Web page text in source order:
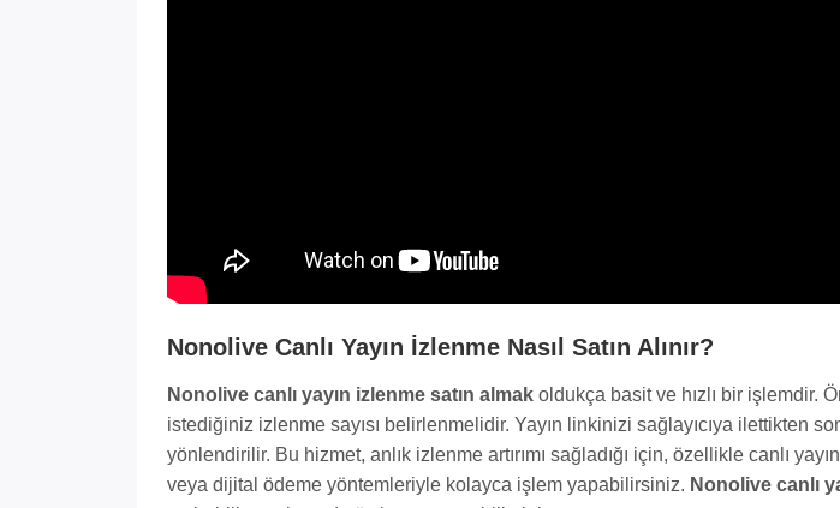
Nonolive Canlı Yayın İzlenme Nasıl Satın Alınır?
Nonolive canlı yayın izlenme satın almak oldukça basit ve hızlı bir işlemdir.
istediğiniz izlenme sayısı belirlenmelidir. Yayın linkinizi sağlayıcıya ilettikten
yönlendirilir. Bu hizmet, anlık izlenme artırımı sağladığı için, özellikle canlı
veya dijital ödeme yöntemleriyle kolayca işlem yapabilirsiniz. Nonolive canlı